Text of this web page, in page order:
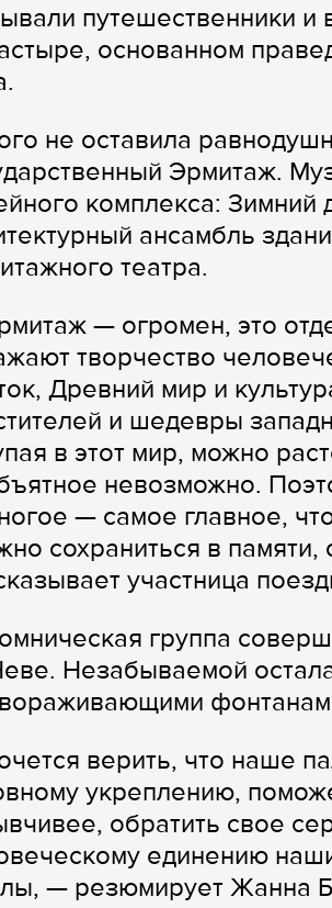
путешественники и
основанном
не оставила
Эрмитаж.
комплекса:
ансамбль
театра.
— огромен, это
творчество
Древний мир и
и шедевры
в этот мир, можно
невозможно.
— самое главное,
сохраниться в
участница
группа
Незабываемой
верить, что наше
укреплению,
обратить свое
единению
— резюмирует Жанна